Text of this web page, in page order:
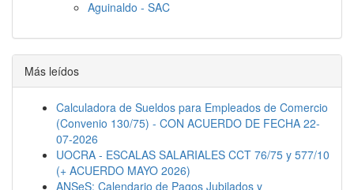
Aguinaldo - SAC
Descanso semanal
Embargos
Más leídos
Calculadora de Sueldos para Empleados de Comercio
(Convenio 130/75) - CON ACUERDO DE FECHA 22-
07-2026
UOCRA - ESCALAS SALARIALES CCT 76/75 y 577/10
(+ ACUERDO MAYO 2026)
ANSeS: Calendario de Pagos Jubilados y